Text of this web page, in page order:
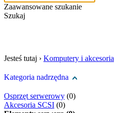
Zaawansowane szukanie
Szukaj
Jesteś tutaj › Komputery i akcesoria
Kategoria nadrzędna
Osprzęt serwerowy (0)
Akcesoria SCSI (0)